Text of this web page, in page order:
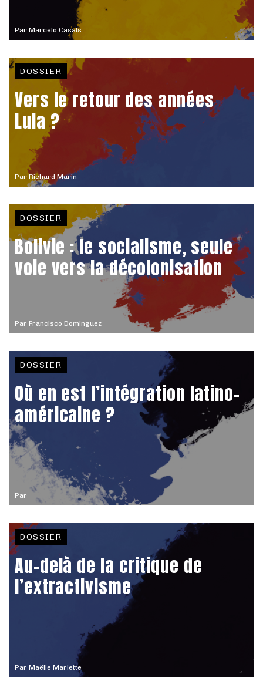
Par Marcelo Casals
Par Richard Marin
DOSSIER
Vers le retour des années
Lula ?
Par Francisco Dominguez
DOSSIER
Bolivie : le socialisme, seule
voie vers la décolonisation
Par
DOSSIER
Où en est l’intégration latino-
américaine ?
Par Maëlle Mariette
DOSSIER
Au-delà de la critique de
l’extractivisme